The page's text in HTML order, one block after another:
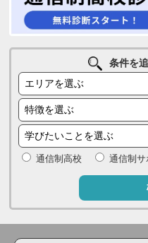
条件を
通信制高校 通信制サ